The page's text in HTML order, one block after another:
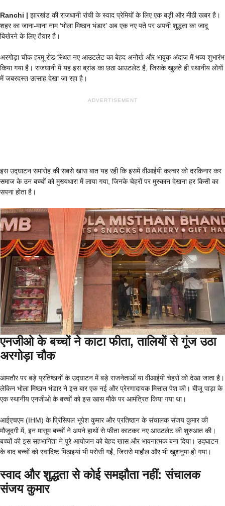
Ranchi | झारखंड की राजधानी रांची के स्वाद प्रेमियों के लिए एक बड़ी और मीठी खबर है।
शहर का जाना-माना नाम ‘भोला मिष्ठान भंडार’ अब एक नए पते पर अपनी शुद्धता का जादू
बिखेरने के लिए तैयार है।
अरगोड़ा चौक हरमू रोड स्थित नए आउटलेट का बेहद अनोखे और भावुक अंदाज में भव्य शुभारंभ
किया गया है। राजधानी में यह इस ब्रांड का छठा आउटलेट है, जिसके खुलते ही स्थानीय लोगों
में जबरदस्त उत्साह देखा जा रहा है।
ADVERTISEMENT
इस उद्घाटन समारोह की सबसे खास बात यह रही कि इसमें वीआईपी कल्चर को दरकिनार कर
समाज के उन बच्चों को मुख्यधारा में लाया गया, जिनके चेहरों पर मुस्कान देखना हर किसी का
सपना होता है।
एनजीओ के बच्चों ने काटा फीता, तालियों से गूंज उठा
अरगोड़ा चौक
आमतौर पर बड़े प्रतिष्ठानों के उद्घाटन में बड़े राजनेताओं या वीआईपी चेहरों को देखा जाता है।
लेकिन भोला मिष्ठान भंडार ने इस बार एक नई और प्रेरणादायक मिसाल पेश की। बीजू पाड़ा के
एक स्थानीय एनजीओ के बच्चों को इस खास मौके पर आमंत्रित किया गया था।
आईएचएम (IHM) के प्रिंसिपल भूपेश कुमार और प्रतिष्ठान के संचालक संजय कुमार की
मौजूदगी में, इन मासूम बच्चों ने अपने हाथों से फीता काटकर नए आउटलेट की शुरुआत की।
बच्चों की इस सहभागिता ने पूरे आयोजन को बेहद खास और भावनात्मक बना दिया। उद्घाटन
के बाद बच्चों को स्वादिष्ट मिठाइयां भी परोसी गईं, जिससे माहौल और भी खुशनुमा हो गया।
स्वाद और शुद्धता से कोई समझौता नहीं: संचालक
संजय कुमार